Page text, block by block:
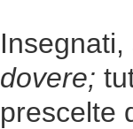
dovere;
prescelte